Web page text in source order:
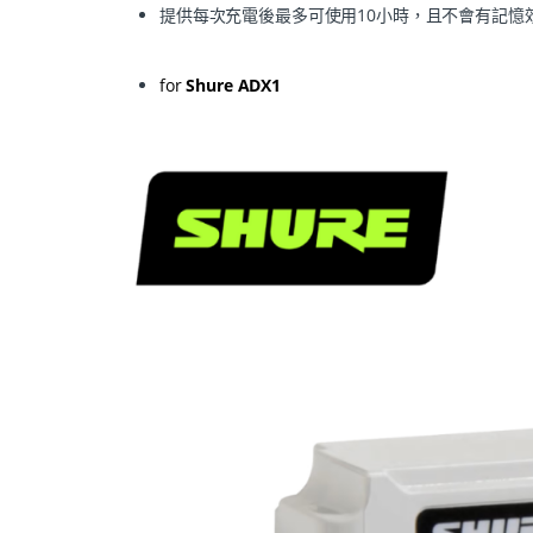
提供每次充電後最多可使用10小時，且不會有記憶
forShure ADX1